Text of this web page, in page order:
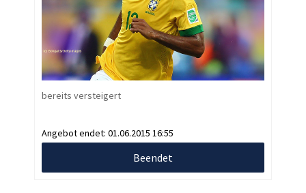
bereits versteigert
Angebot endet: 01.06.2015 16:55
Beendet